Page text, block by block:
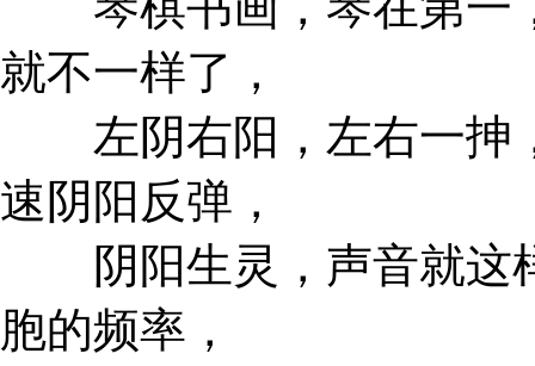
就不一样了，
左阴右阳，左右一抻
速阴阳反弹，
阴阳生灵，声音就这
胞的频率，